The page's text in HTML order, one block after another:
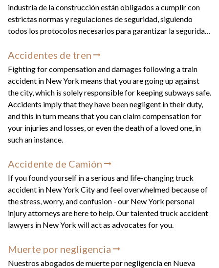
industria de la construcción están obligados a cumplir con
estrictas normas y regulaciones de seguridad, siguiendo
todos los protocolos necesarios para garantizar la seguridad
Accidentes de tren
Fighting for compensation and damages following a train
accident in New York means that you are going up against
the city, which is solely responsible for keeping subways safe.
Accidents imply that they have been negligent in their duty,
and this in turn means that you can claim compensation for
your injuries and losses, or even the death of a loved one, in
such an instance.
Accidente de Camión
If you found yourself in a serious and life-changing truck
accident in New York City and feel overwhelmed because of
the stress, worry, and confusion - our New York personal
injury attorneys are here to help. Our talented truck accident
lawyers in New York will act as advocates for you.
Muerte por negligencia
Nuestros abogados de muerte por negligencia en Nueva